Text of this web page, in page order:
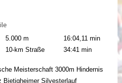
5.000 m
16:04,11 min
10-km Straße
34:41 min
Meisterschaft 3000m Hindernis
Bietigheimer Silvesterlauf